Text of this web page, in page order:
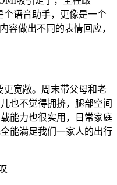
语音助手，更像是一个
容做出不同的表情回应，
更宽敞。周末带父母和老
也不觉得拥挤，腿部空间
能力也很实用，日常家庭
能满足我们一家人的出行